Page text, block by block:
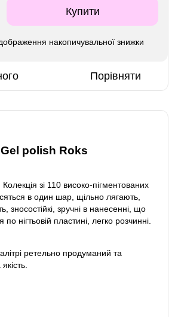
Купити
накопичувальної знижки
Порівняти
Gel polish Roks
Колекція зі 110 високо-пігментованих
в один шар, щільно лягають,
зносостійкі, зручні в нанесенні, що
нігтьовій пластині, легко розчинні.
ретельно продуманий та